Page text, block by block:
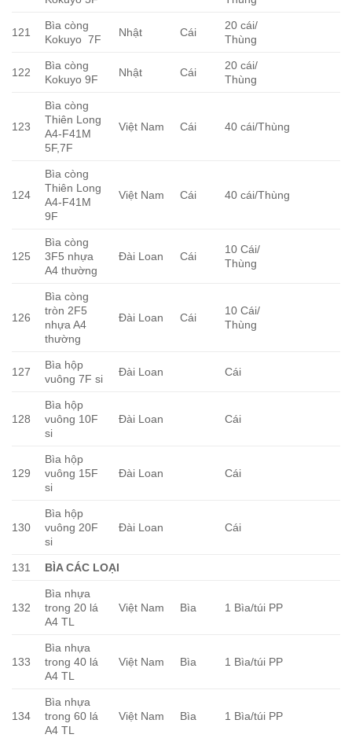
121
Bìa còng
Kokuyo 7F
Nhật Cái
20 cái/
Thùng
122
Bìa còng
Kokuyo 9F
Nhật Cái
20 cái/
Thùng
123
Bìa còng
Thiên Long
A4-F41M
5F,7F
Việt Nam Cái 40 cái/Thùng
124
Bìa còng
Thiên Long
A4-F41M
9F
Việt Nam Cái 40 cái/Thùng
125
Bìa còng
3F5 nhựa
A4 thường
Đài Loan Cái
10 Cái/
Thùng
126
Bìa còng
tròn 2F5
nhựa A4
thường
Đài Loan Cái
10 Cái/
Thùng
127
Bìa hộp
vuông 7F si
Đài Loan Cái
128
Bìa hộp
vuông 10F
si
Đài Loan Cái
129
Bìa hộp
vuông 15F
si
Đài Loan Cái
130
Bìa hộp
vuông 20F
si
Đài Loan Cái
131 BÌA CÁC LOẠI
132
Bìa nhựa
trong 20 lá
A4 TL
Việt Nam Bìa 1 Bìa/túi PP
133
Bìa nhựa
trong 40 lá
A4 TL
Việt Nam Bìa 1 Bìa/túi PP
134
Bìa nhựa
trong 60 lá
A4 TL
Việt Nam Bìa 1 Bìa/túi PP